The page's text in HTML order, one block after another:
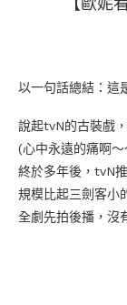
以一句話總結：這
說起tvN的古裝戲
(心中永遠的痛啊
終於多年後，tvN
規模比起三劍客小
全劇先拍後播，沒